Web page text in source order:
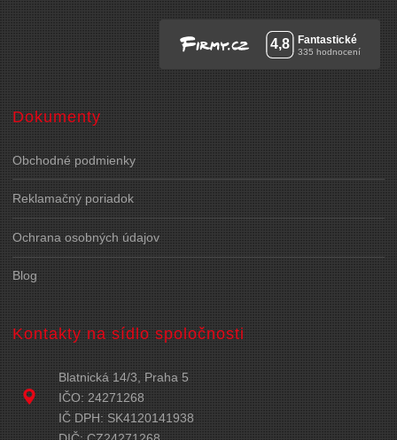
Dokumenty
Obchodné podmienky
Reklamačný poriadok
Ochrana osobných údajov
Blog
Kontakty na sídlo spoločnosti
Blatnická 14/3, Praha 5
IČO: 24271268
IČ DPH: SK4120141938